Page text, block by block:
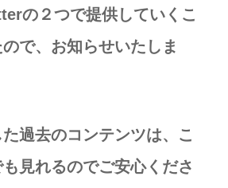
の２つで提供していくこ
で、​お知らせいたしま
過去のコンテンツは、こ
見れるのでご安心くださ